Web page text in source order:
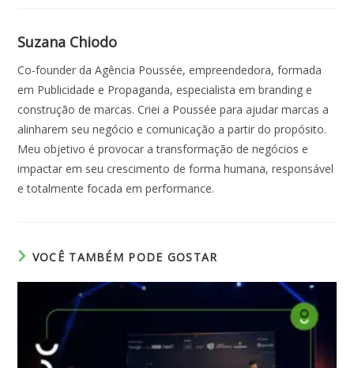
Suzana Chiodo
Co-founder da Agência Poussée, empreendedora, formada
em Publicidade e Propaganda, especialista em branding e
construção de marcas. Criei a Poussée para ajudar marcas a
alinharem seu negócio e comunicação a partir do propósito.
Meu objetivo é provocar a transformação de negócios e
impactar em seu crescimento de forma humana, responsável
e totalmente focada em performance.
VOCÊ TAMBÉM PODE GOSTAR